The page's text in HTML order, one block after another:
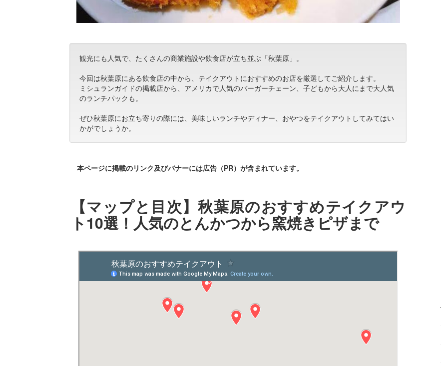
観光にも人気で、たくさんの商業施設や飲食店が立ち並ぶ「秋葉原」。
今回は秋葉原にある飲食店の中から、テイクアウトにおすすめのお店を厳選してご紹介します。
ミシュランガイドの掲載店から、アメリカで人気のバーガーチェーン、子どもから大人にまで大人気
のランチパックも。
ぜひ秋葉原にお立ち寄りの際には、美味しいランチやディナー、おやつをテイクアウトしてみてはい
かがでしょうか。
本ページに掲載のリンク及びバナーには広告（PR）が含まれています。
【マップと目次】秋葉原のおすすめテイクアウ
ト10選！人気のとんかつから窯焼きピザまで